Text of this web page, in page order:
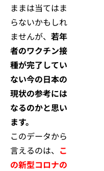
ままは当てはま
らないかもしれ
ませんが、 若年
者のワクチン接
種が完了してい
ない今の日本の
現状の参考には
なるのかと思い
ます。
このデータから
言えるのは、 こ
の新型コロナの